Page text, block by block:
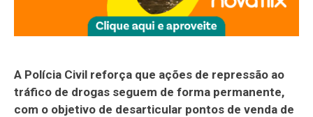
A Polícia Civil reforça que ações de repressão ao
tráfico de drogas seguem de forma permanente,
com o objetivo de desarticular pontos de venda de